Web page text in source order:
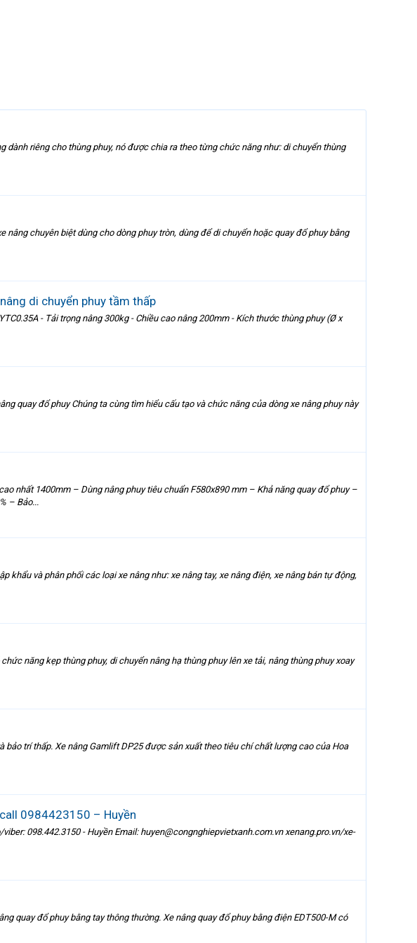
dành riêng cho thùng phuy, nó được chia ra theo từng chức năng như: di chuyển thùng
nâng chuyên biệt dùng cho dòng phuy tròn, dùng để di chuyển hoặc quay đổ phuy bằng
di chuyển phuy tầm thấp
- Tải trọng nâng 300kg - Chiều cao nâng 200mm - Kích thước thùng phuy (Ø x
quay đổ phuy Chúng ta cùng tìm hiểu cấu tạo và chức năng của dòng xe nâng phuy này
nhất 1400mm – Dùng nâng phuy tiêu chuẩn F580x890 mm – Khả năng quay đổ phuy –
– Bảo...
khẩu và phân phối các loại xe nâng như: xe nâng tay, xe nâng điện, xe nâng bán tự động,
năng kẹp thùng phuy, di chuyển nâng hạ thùng phuy lên xe tải, nâng thùng phuy xoay
trí thấp. Xe nâng Gamlift DP25 được sản xuất theo tiêu chí chất lượng cao của Hoa
0984423150 – Huyền
098.442.3150 - Huyền Email: huyen@congnghiepvietxanh.com.vn xenang.pro.vn/xe-
quay đổ phuy bằng tay thông thường. Xe nâng quay đổ phuy bằng điện EDT500-M có